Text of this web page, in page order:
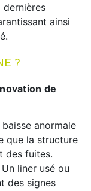
ainsi
?
de
anormale
que la structure
des fuites.
Un liner usé ou
des signes